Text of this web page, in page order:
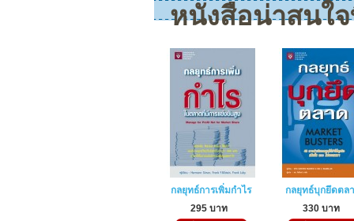
หนังสือน่าสนใจ
กลยุทธ์การเพิ่มกำไร
295 บาท
กลยุทธ์บุกยึดตล
330 บาท